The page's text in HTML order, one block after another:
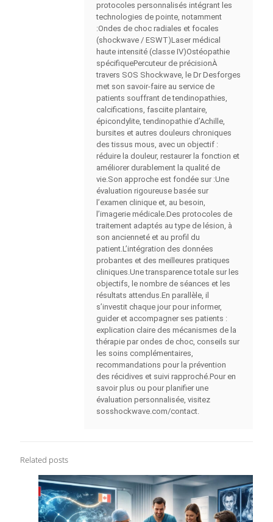
protocoles personnalisés intégrant les
technologies de pointe, notamment
:Ondes de choc radiales et focales
(shockwave / ESWT)Laser médical
haute intensité (classe IV)Ostéopathie
spécifiquePercuteur de précisionÀ
travers SOS Shockwave, le Dr Desforges
met son savoir-faire au service de
patients souffrant de tendinopathies,
calcifications, fasciite plantaire,
épicondylite, tendinopathie d’Achille,
bursites et autres douleurs chroniques
des tissus mous, avec un objectif :
réduire la douleur, restaurer la fonction et
améliorer durablement la qualité de
vie.Son approche est fondée sur :Une
évaluation rigoureuse basée sur
l’examen clinique et, au besoin,
l’imagerie médicale.Des protocoles de
traitement adaptés au type de lésion, à
son ancienneté et au profil du
patient.L’intégration des données
probantes et des meilleures pratiques
cliniques.Une transparence totale sur les
objectifs, le nombre de séances et les
résultats attendus.En parallèle, il
s’investit chaque jour pour informer,
guider et accompagner ses patients :
explication claire des mécanismes de la
thérapie par ondes de choc, conseils sur
les soins complémentaires,
recommandations pour la prévention
des récidives et suivi rapproché.Pour en
savoir plus ou pour planifier une
évaluation personnalisée, visitez
sosshockwave.com/contact.
Related posts